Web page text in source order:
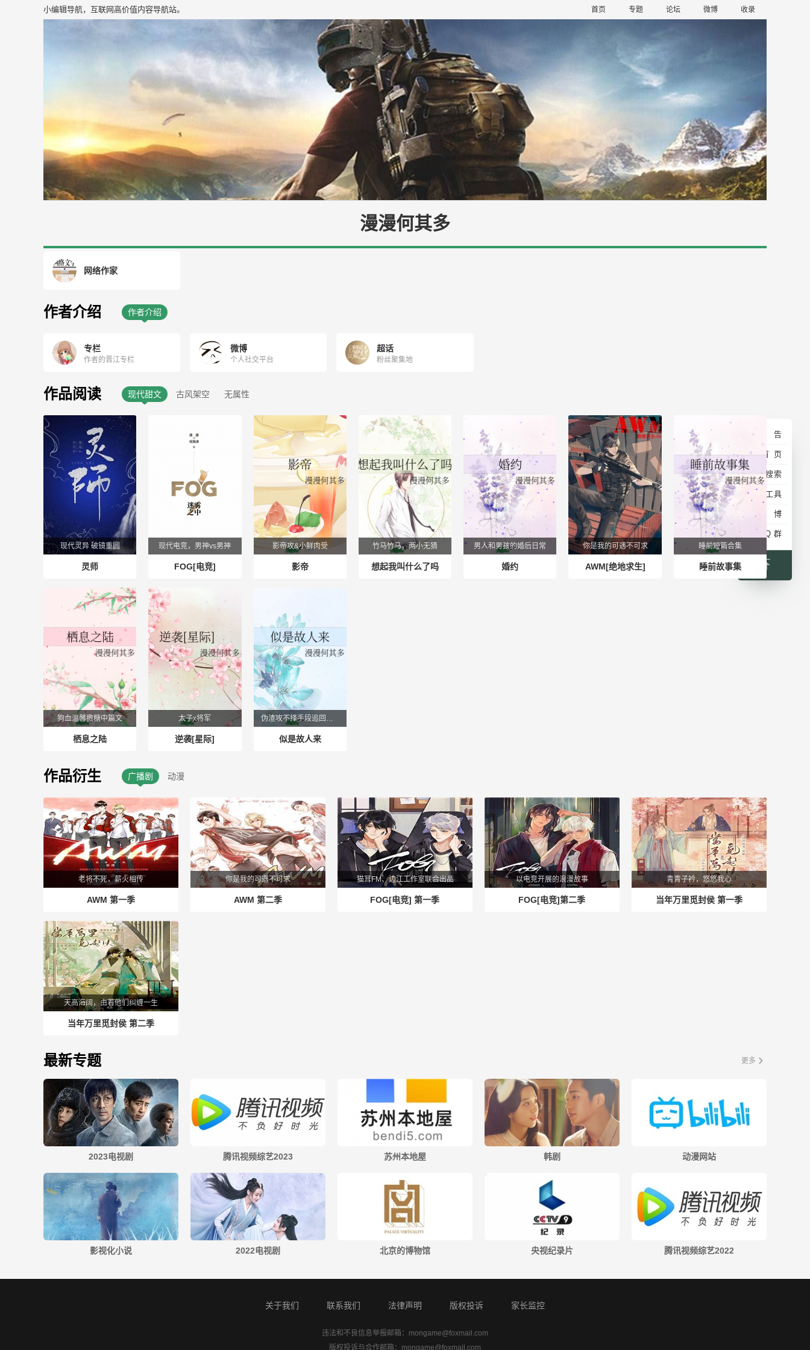
小编辑导航，互联网高价值内容导航站。 首页 专题 论坛 微博 收录
通告
回首页
百度搜索
排版工具
微博
加QQ群
漫漫何其多
网络作家
作者介绍 作者介绍
专栏
作者的晋江专栏
微博
个人社交平台
超话
粉丝聚集地
作品阅读 现代甜文 古风架空 无属性
现代灵异 破镜重圆
灵师
现代电竞，男神vs男神
FOG[电竞]
影帝攻&小鲜肉受
影帝
竹马竹马，两小无猜
想起我叫什么了吗
男人和男孩的婚后日常
婚约
你是我的可遇不可求
AWM[绝地求生]
睡前短篇合集
睡前故事集
狗血温馨撒糖中篇文
栖息之陆
太子x将军
逆袭[星际]
伪渣攻不择手段追回旧爱
似是故人来
作品衍生 广播剧 动漫
老将不死，薪火相传
AWM 第一季
你是我的可遇不可求
AWM 第二季
猫耳FM、边江工作室联合出品
FOG[电竞] 第一季
以电竞开展的浪漫故事
FOG[电竞]第二季
青青子衿，悠悠我心
当年万里觅封侯 第一季
天高海阔，由着他们纠缠一生
当年万里觅封侯 第二季
最新专题 更多
2023电视剧 腾讯视频综艺2023 苏州本地屋 韩剧 动漫网站
影视化小说 2022电视剧 北京的博物馆 央视纪录片 腾讯视频综艺2022
关于我们 联系我们 法律声明 版权投诉 家长监控
违法和不良信息举报邮箱： mongame@foxmail.com
版权投诉与合作邮箱： mongame@foxmail.com